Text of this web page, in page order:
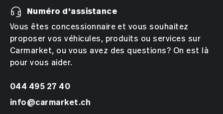
Numéro d'assistance
Vous êtes concessionnaire et vous souhaitez
proposer vos véhicules, produits ou services sur
Carmarket, ou vous avez des questions? On est là
pour vous aider.
044 495 27 40
info@carmarket.ch